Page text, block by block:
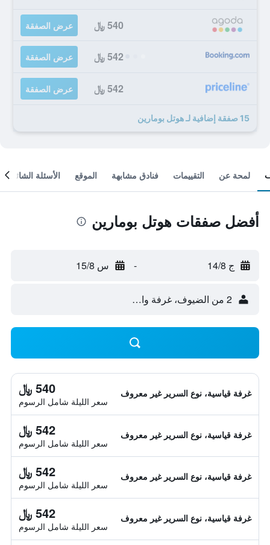
540 ﷼ عرض الصفقة
542 ﷼ عرض الصفقة
542 ﷼ عرض الصفقة
15 صفقة إضافية لـ هوتل بومارين
لمحة عن التقييمات فنادق مشابهة الموقع الأسئلة الشائعة
أفضل صفقات هوتل بومارين
ج 14/8 - س 15/8
2 من الضيوف، غرفة واحدة
غرفة قياسية، نوع السرير غير معروف 540 ﷼
سعر الليلة شامل الرسوم
غرفة قياسية، نوع السرير غير معروف 542 ﷼
سعر الليلة شامل الرسوم
غرفة قياسية، نوع السرير غير معروف 542 ﷼
سعر الليلة شامل الرسوم
غرفة قياسية، نوع السرير غير معروف 542 ﷼
سعر الليلة شامل الرسوم